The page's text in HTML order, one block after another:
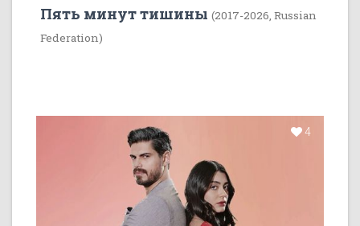
Пять минут тишины (2017-2026, Russian
Federation)
4